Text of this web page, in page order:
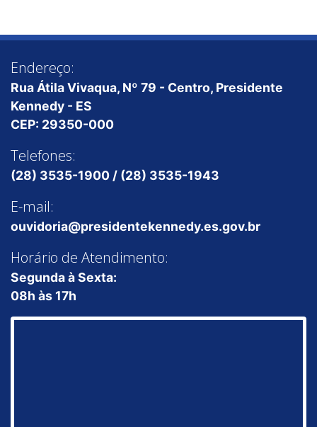
Endereço:
Rua Átila Vivaqua, Nº 79 - Centro, Presidente
Kennedy - ES
CEP: 29350-000
Telefones:
(28) 3535-1900 / (28) 3535-1943
E-mail:
ouvidoria@presidentekennedy.es.gov.br
Horário de Atendimento:
Segunda à Sexta:
08h às 17h